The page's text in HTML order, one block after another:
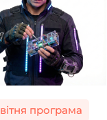
програма